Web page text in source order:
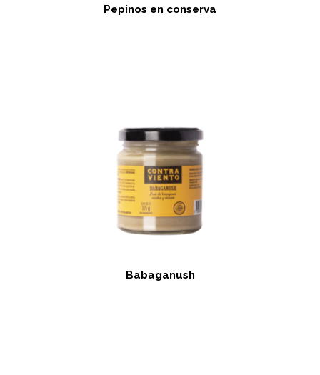
Pepinos en conserva
Babaganush